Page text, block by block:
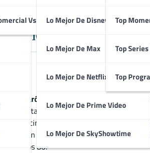
Vs AutorLo Mejor De Disney+
Lo Mejor De Max
Lo Mejor De Netflix
Lo Mejor De Prime Video
Lo Mejor De SkyShowtime
Top
Top
Top
Pabostría (1981)
sobre
Pomarón
, que se
libertad creativa. La obra, de apenas
cinematográfico. Con fotografía de
. Con estreno en España el3 de
los años 80.